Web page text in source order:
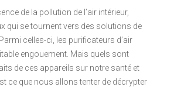
de la pollution de l’air intérieur,
qui se tournent vers des solutions de
celles-ci, les purificateurs d’air
engouement. Mais quels sont
de ces appareils sur notre santé et
ce que nous allons tenter de décrypter